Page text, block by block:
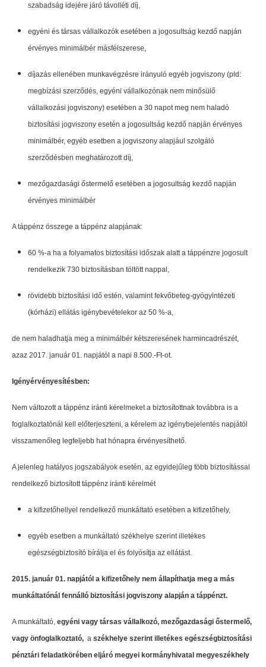
szabadság idejére járó távolléti díj,
egyéni és társas vállalkozók esetében a jogosultság kezdő napján
érvényes minimálbér másfélszerese,
díjazás ellenében munkavégzésre irányuló egyéb jogviszony (pld:
megbízási szerződés, egyéni vállalkozónak nem minősülő
vállalkozási jogviszony) esetében a 30 napot meg nem haladó
biztosítási jogviszony esetén a jogosultság kezdő napján érvényes
minimálbér, egyéb esetben a jogviszony alapjául szolgáló
szerződésben meghatározott díj,
mezőgazdasági őstermelő esetében a jogosultság kezdő napján
érvényes minimálbér
A táppénz összege a táppénz alapjának:
60 %-a ha a folyamatos biztosítási időszak alatt a táppénzre jogosult
rendelkezik 730 biztosításban töltött nappal,
rövidebb biztosítási idő estén, valamint fekvőbeteg-gyógyintézeti
(kórházi) ellátás igénybevételekor az 50 %-a,
de nem haladhatja meg a minimálbér kétszeresének harmincadrészét,
azaz 2017. január 01. napjától a napi 8.500.-Ft-ot.
Igényérvényesítésben:
Nem változott a táppénz iránti kérelmeket a biztosítottnak továbbra is a
foglalkoztatónál kell előterjeszteni, a kérelem az igénybejelentés napjától
visszamenőleg legfeljebb hat hónapra érvényesíthető.
A jelenleg hatályos jogszabályok esetén, az egyidejűleg több biztosítással
rendelkező biztosított táppénz iránti kérelmét
a kifizetőhellyel rendelkező munkáltató esetében a kifizetőhely,
egyéb esetben a munkáltató székhelye szerint illetékes
egészségbiztosító bírálja el és folyósítja az ellátást.
2015. január 01. napjától a kifizetőhely nem állapíthatja meg a más
munkáltatónál fennálló biztosítási jogviszony alapján a táppénzt.
A munkáltató, egyéni vagy társas vállalkozó, mezőgazdasági őstermelő,
vagy önfoglalkoztató, a székhelye szerint illetékes egészségbiztosítási
pénztári feladatkörében eljáró megyei kormányhivatal megyeszékhely